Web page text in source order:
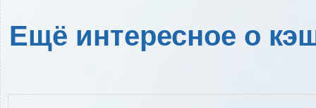
Ещё интересное о